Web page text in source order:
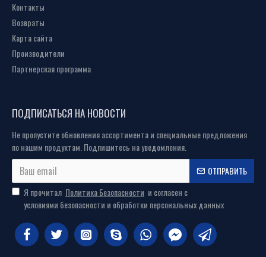
Контакты
Возвраты
Карта сайта
Производители
Партнерская программа
ПОДПИСАТЬСЯ НА НОВОСТИ
Не пропустите обновления ассортимента и специальные предложения
по нашим продуктам. Подпишитесь на уведомления.
ОТПРАВИТЬ
Я прочитал Политика Безопасности и согласен с
условиями безопасности и обработки персональных данных